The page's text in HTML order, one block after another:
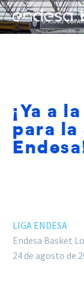
¡Ya a
para la
LIGA ENDESA
Endesa Basket
24 de agosto de